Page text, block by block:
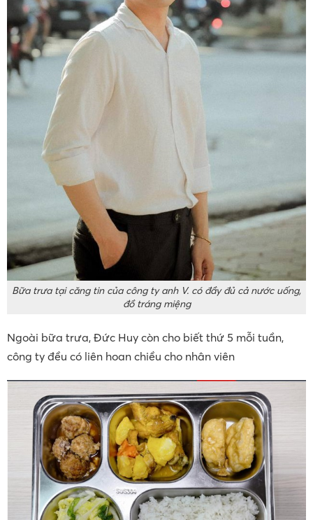
Bữa trưa tại căng tin của công ty anh V. có đầy đủ cả nước uống,
đồ tráng miệng
Ngoài bữa trưa, Đức Huy còn cho biết thứ 5 mỗi tuần,
công ty đều có liên hoan chiều cho nhân viên